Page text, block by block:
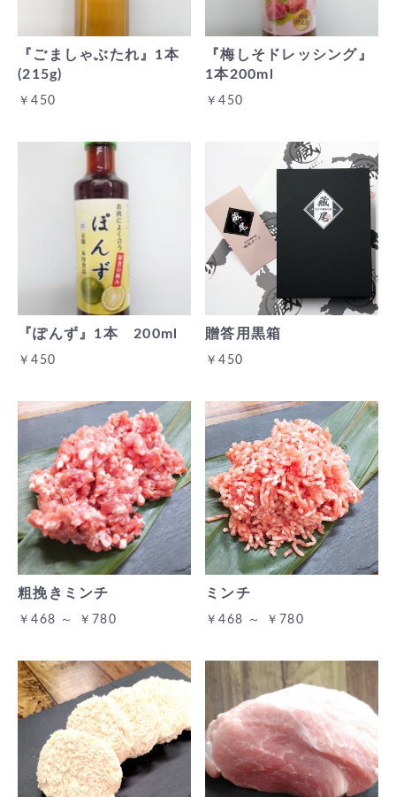
『ごましゃぶたれ』1本
(215g)
￥450
『梅しそドレッシング』
1本200ml
￥450
『ぽんず』1本 200ml
￥450
贈答用黒箱
￥450
粗挽きミンチ
￥468 ～ ￥780
ミンチ
￥468 ～ ￥780